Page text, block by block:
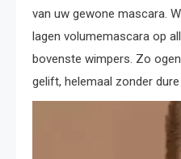
van uw gewone mascara.
lagen volumemascara op
bovenste wimpers. Zo
gelift, helemaal zonder